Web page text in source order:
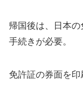
帰国後は、日本
手続きが必要。
免許証の券面を